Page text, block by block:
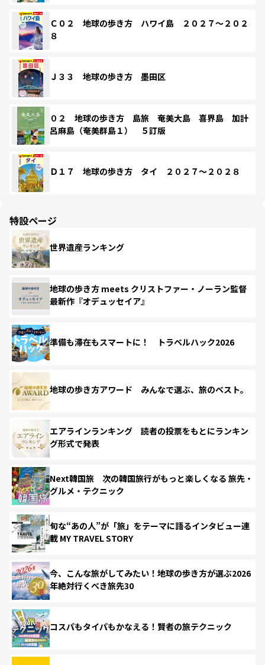
Ｃ０２ 地球の歩き方 ハワイ島 ２０２７～２０２
８
Ｊ３３ 地球の歩き方 墨田区
０２ 地球の歩き方 島旅 奄美大島 喜界島 加計
呂麻島（奄美群島１） ５訂版
Ｄ１７ 地球の歩き方 タイ ２０２７～２０２８
特設ページ
世界遺産ランキング
地球の歩き方 meets クリストファー・ノーラン監督
最新作『オデュッセイア』
準備も滞在もスマートに！ トラベルハック2026
地球の歩き方アワード みんなで選ぶ、旅のベスト。
エアラインランキング 読者の投票をもとにランキン
グ形式で発表
Next韓国旅 次の韓国旅行がもっと楽しくなる 旅先・
グルメ・テクニック
旬な“あの人”が「旅」をテーマに語るインタビュー連
載 MY TRAVEL STORY
今、こんな旅がしてみたい！地球の歩き方が選ぶ2026
年絶対行くべき旅先30
コスパもタイパもかなえる！賢者の旅テクニック